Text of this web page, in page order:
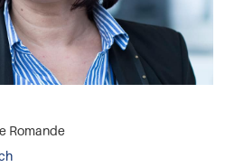
Romande